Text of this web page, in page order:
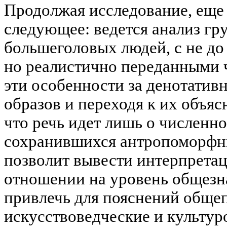
Продолжая исследование, еще
следующее: ведется анализ
большеголовых людей, с не
но реалистично
эти особенности за
образов и переходя к их
что речь идет лишь о
сохранившихся
позволит вывести
отношении на уровень
привлечь для пояснений
искусствоведческие и